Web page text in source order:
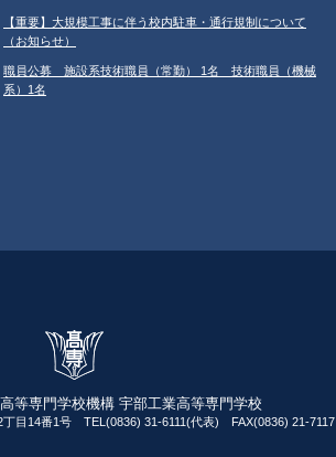
【重要】大規模工事に伴う校内駐車・通行規制について
（お知らせ）
職員公募 施設系技術職員（常勤） 1名 技術職員（機械
系）1名
等専門学校機構 宇部工業高等専門学校
目14番1号 TEL(0836) 31-6111(代表) FAX(0836) 21-7117